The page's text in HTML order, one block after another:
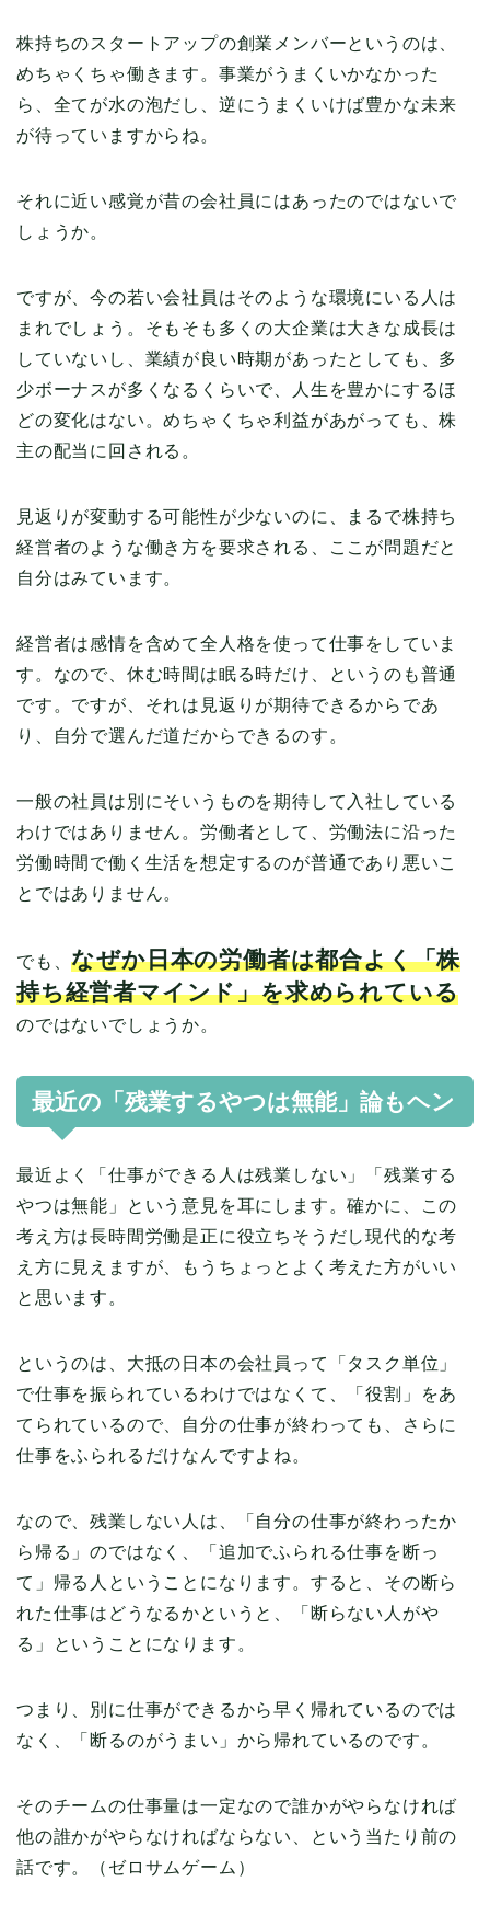
株持ちのスタートアップの創業メンバーというのは、
めちゃくちゃ働きます。事業がうまくいかなかった
ら、全てが水の泡だし、逆にうまくいけば豊かな未来
が待っていますからね。
それに近い感覚が昔の会社員にはあったのではないで
しょうか。
ですが、今の若い会社員はそのような環境にいる人は
まれでしょう。そもそも多くの大企業は大きな成長は
していないし、業績が良い時期があったとしても、多
少ボーナスが多くなるくらいで、人生を豊かにするほ
どの変化はない。めちゃくちゃ利益があがっても、株
主の配当に回される。
見返りが変動する可能性が少ないのに、まるで株持ち
経営者のような働き方を要求される、ここが問題だと
自分はみています。
経営者は感情を含めて全人格を使って仕事をしていま
す。なので、休む時間は眠る時だけ、というのも普通
です。ですが、それは見返りが期待できるからであ
り、自分で選んだ道だからできるのす。
一般の社員は別にそいうものを期待して入社している
わけではありません。労働者として、労働法に沿った
労働時間で働く生活を想定するのが普通であり悪いこ
とではありません。
でも、なぜか日本の労働者は都合よく「株
持ち経営者マインド」を求められている
のではないでしょうか。
最近の「残業するやつは無能」論もヘン
最近よく「仕事ができる人は残業しない」「残業する
やつは無能」という意見を耳にします。確かに、この
考え方は長時間労働是正に役立ちそうだし現代的な考
え方に見えますが、もうちょっとよく考えた方がいい
と思います。
というのは、大抵の日本の会社員って「タスク単位」
で仕事を振られているわけではなくて、「役割」をあ
てられているので、自分の仕事が終わっても、さらに
仕事をふられるだけなんですよね。
なので、残業しない人は、「自分の仕事が終わったか
ら帰る」のではなく、「追加でふられる仕事を断っ
て」帰る人ということになります。すると、その断ら
れた仕事はどうなるかというと、「断らない人がや
る」ということになります。
つまり、別に仕事ができるから早く帰れているのでは
なく、「断るのがうまい」から帰れているのです。
そのチームの仕事量は一定なので誰かがやらなければ
他の誰かがやらなければならない、という当たり前の
話です。（ゼロサムゲーム）